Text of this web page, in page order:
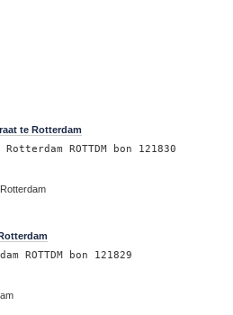
te Rotterdam
ROTTDM bon 121830
ROTTDM bon 121829